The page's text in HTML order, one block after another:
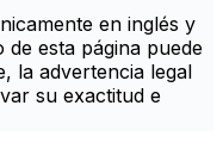
en inglés y
esta página puede
la advertencia legal
su exactitud e